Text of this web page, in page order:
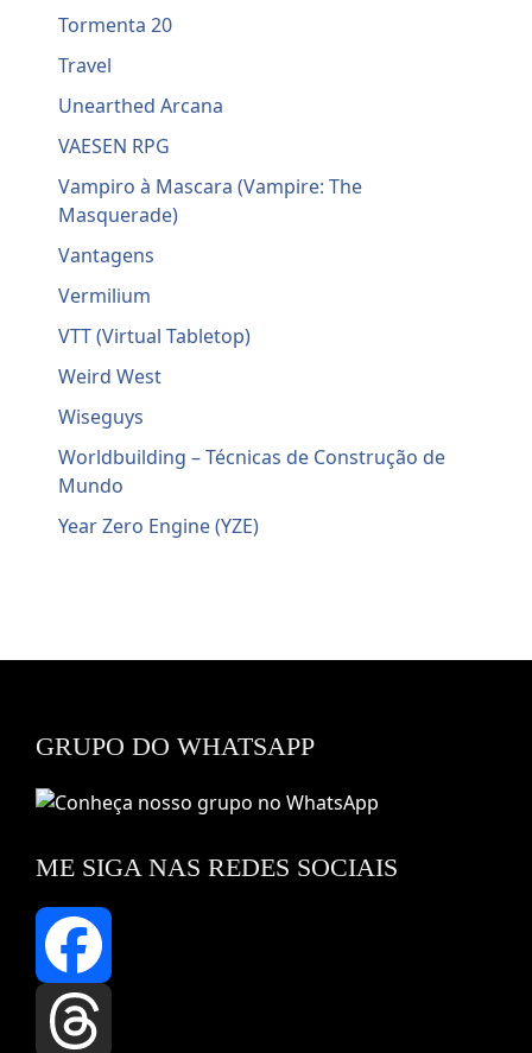
Tormenta 20
Travel
Unearthed Arcana
VAESEN RPG
Vampiro à Mascara (Vampire: The
Masquerade)
Vantagens
Vermilium
VTT (Virtual Tabletop)
Weird West
Wiseguys
Worldbuilding – Técnicas de Construção de
Mundo
Year Zero Engine (YZE)
GRUPO DO WHATSAPP
ME SIGA NAS REDES SOCIAIS
Facebook